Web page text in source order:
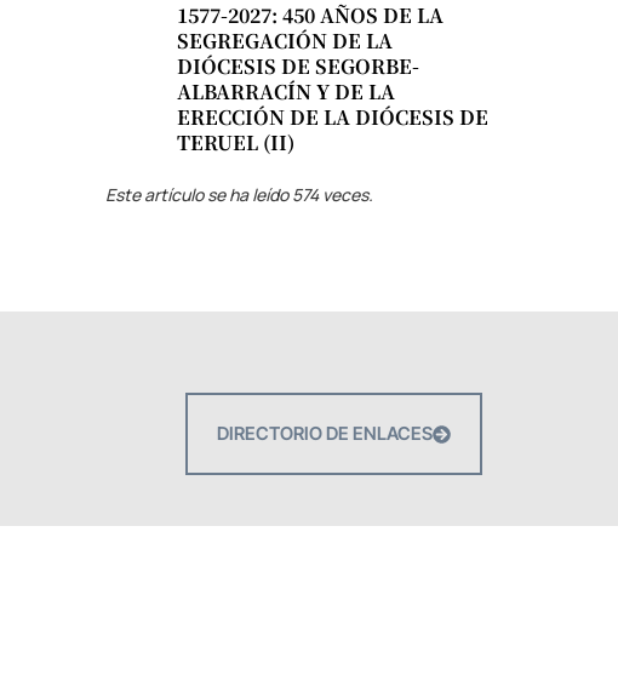
1577-2027: 450 AÑOS DE LA
SEGREGACIÓN DE LA
DIÓCESIS DE SEGORBE-
ALBARRACÍN Y DE LA
ERECCIÓN DE LA DIÓCESIS DE
TERUEL (II)
Este artículo se ha leído 574 veces.
DIRECTORIO DE ENLACES